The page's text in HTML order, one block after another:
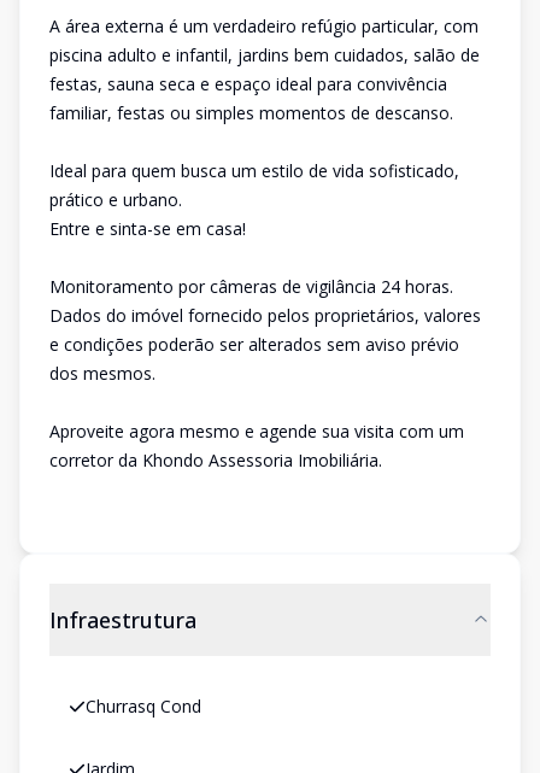
A área externa é um verdadeiro refúgio particular, com
piscina adulto e infantil, jardins bem cuidados, salão de
festas, sauna seca e espaço ideal para convivência
familiar, festas ou simples momentos de descanso.
Ideal para quem busca um estilo de vida sofisticado,
prático e urbano.
Entre e sinta-se em casa!
Monitoramento por câmeras de vigilância 24 horas.
Dados do imóvel fornecido pelos proprietários, valores
e condições poderão ser alterados sem aviso prévio
dos mesmos.
Aproveite agora mesmo e agende sua visita com um
corretor da Khondo Assessoria Imobiliária.
Infraestrutura
Churrasq Cond